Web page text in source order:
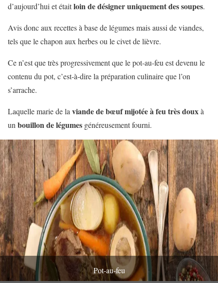
d’aujourd’hui et étaitloin de désigner uniquement des soupes.
Avis donc aux recettes à base de légumes mais aussi de viandes,
tels que le chapon aux herbes ou le civet de lièvre.
Ce n’est que très progressivement que le pot-au-feu est devenu le
contenu du pot, c’est-à-dire la préparation culinaire que l’on
s’arrache.
Laquelle marie de laviande de bœuf mijotée à feu très douxà
unbouillon de légumes généreusement fourni.
Pot-au-feu